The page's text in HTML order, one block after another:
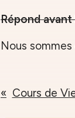
Répond
Nous
Cours de